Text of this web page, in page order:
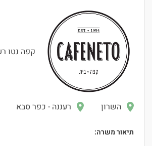
קפה נטו
השרון רעננה - כפר סבא
תיאור משרה: